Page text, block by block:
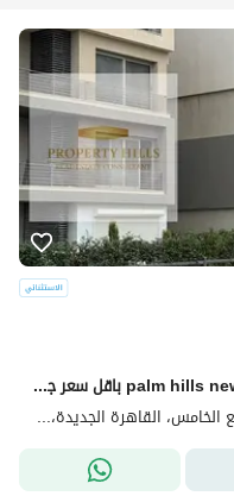
اخر شقه متشطبه vip لقطه في palm hills new cairo باقل سعر جاهزه للمعاينه
كومباوند بالم هيلز القاهرة الجديدة، التجمع الخامس، القاهرة الجديدة، القاهرة